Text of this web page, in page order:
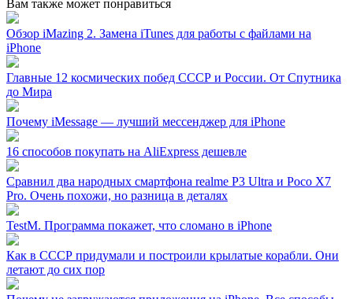
Вам также может понравиться
Обзор iMazing 2. Замена iTunes для работы с файлами на
iPhone
Главные 12 космических побед СССР и России. От Спутника
до Мира
Почему iMessage — лучший мессенджер для iPhone
16 способов покупать на AliExpress дешевле
Сравнил два народных смартфона realme P3 Ultra и Poco X7
Pro. Очень похожи, но разница в деталях
TestM. Программа покажет, что сломано в iPhone
Как в СССР придумали и построили крылатые корабли. Они
летают до сих пор